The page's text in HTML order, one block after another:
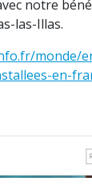
notre
las-Illas.
monde/
en-